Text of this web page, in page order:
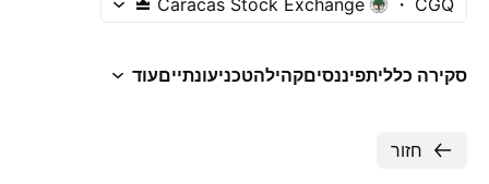
CGQ
Caracas Stock Exchange
סקירה כלליתפיננסיםקהילהטכניעונתייםעוד
חזור